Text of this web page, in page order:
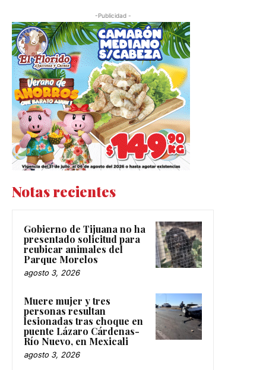
-Publicidad -
Notas recientes
Gobierno de Tijuana no ha
presentado solicitud para
reubicar animales del
Parque Morelos
agosto 3, 2026
Muere mujer y tres
personas resultan
lesionadas tras choque en
puente Lázaro Cárdenas-
Río Nuevo, en Mexicali
agosto 3, 2026